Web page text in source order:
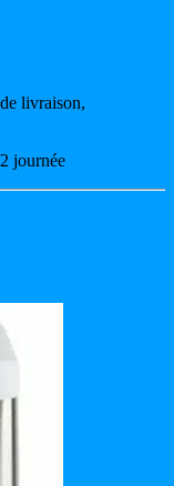
livraison,
journée